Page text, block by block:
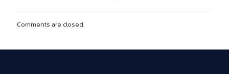
Comments are closed.